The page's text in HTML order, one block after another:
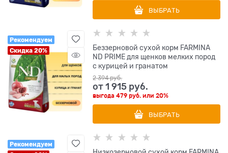
ВЫБРАТЬ
Рекомендуем
Скидка 20%
Беззерновой cухой корм FARMINA
ND PRIME для щенков мелких пород
с курицей и гранатом
2 394 руб.
от1 915 руб.
выгода479 руб. или20%
ВЫБРАТЬ
Рекомендуем